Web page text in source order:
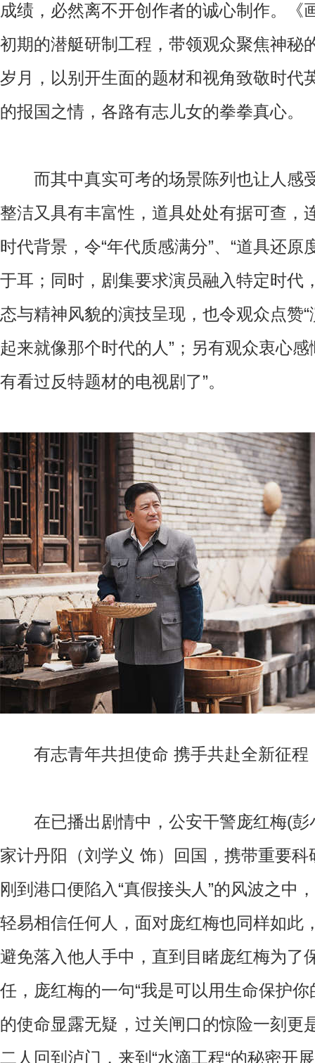
成绩，必然离不开创作者的诚心制作。《
初期的潜艇研制工程，带领观众聚焦神秘
岁月，以别开生面的题材和视角致敬时代
的报国之情，各路有志儿女的拳拳真心。
而其中真实可考的场景陈列也让人感
整洁又具有丰富性，道具处处有据可查，
时代背景，令“年代质感满分”、“道具还原
于耳；同时，剧集要求演员融入特定时代
态与精神风貌的演技呈现，也令观众点赞
起来就像那个时代的人”；另有观众衷心
有看过反特题材的电视剧了”。
有志青年共担使命 携手共赴全新征程
在已播出剧情中，公安干警庞红梅(彭
家计丹阳（刘学义 饰）回国，携带重要
刚到港口便陷入“真假接头人”的风波之中
轻易相信任何人，面对庞红梅也同样如此
避免落入他人手中，直到目睹庞红梅为了
任，庞红梅的一句“我是可以用生命保护
的使命显露无疑，过关闸口的惊险一刻更
二人回到泸门，来到“水滴工程“的秘密开